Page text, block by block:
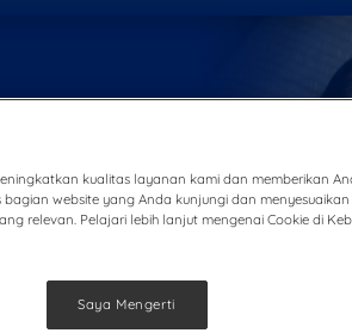
dan
kualitas layanan kami dan memberikan
bagian website yang Anda kunjungi dan
relevan. Pelajari lebih lanjut mengenai Cookie di
Saya Mengerti